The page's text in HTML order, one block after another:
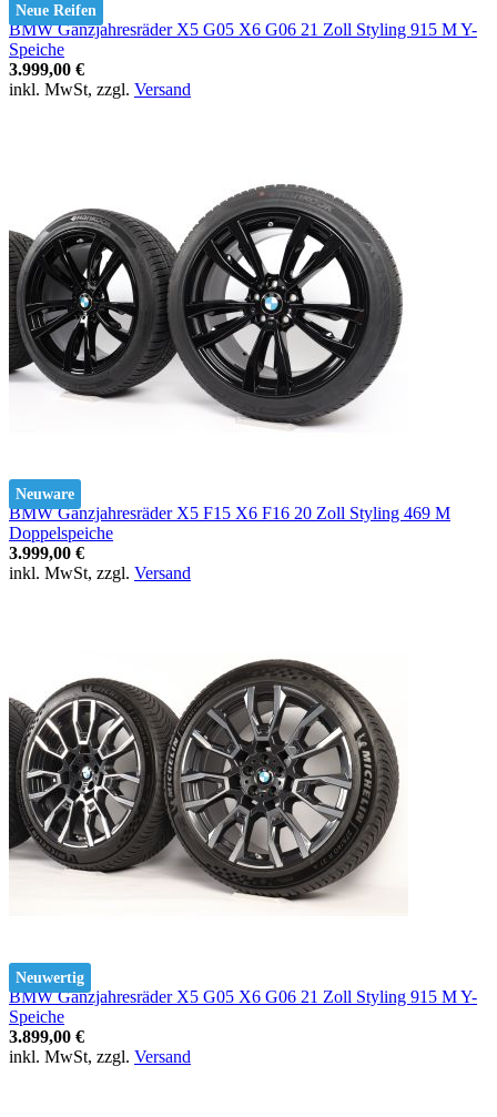
Neue Reifen
BMW Ganzjahresräder X5 G05 X6 G06 21 Zoll Styling 915 M Y-
Speiche
3.999,00 €
inkl. MwSt, zzgl. Versand
Neuware
BMW Ganzjahresräder X5 F15 X6 F16 20 Zoll Styling 469 M
Doppelspeiche
3.999,00 €
inkl. MwSt, zzgl. Versand
Neuwertig
BMW Ganzjahresräder X5 G05 X6 G06 21 Zoll Styling 915 M Y-
Speiche
3.899,00 €
inkl. MwSt, zzgl. Versand